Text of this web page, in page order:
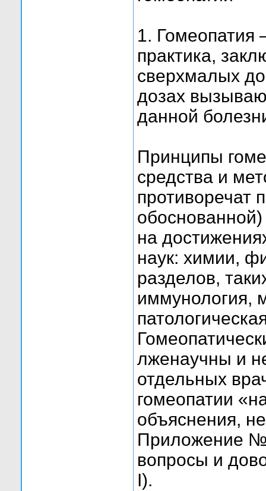
1. Гомеопатия
практика,
сверхмалых
дозах
данной
Принципы
средства и
противоречат
на
наук: химии,
разделов,
иммунология,
лженаучны и
отдельных
гомеопатии
объяснения,
Приложение №
вопросы и
I).